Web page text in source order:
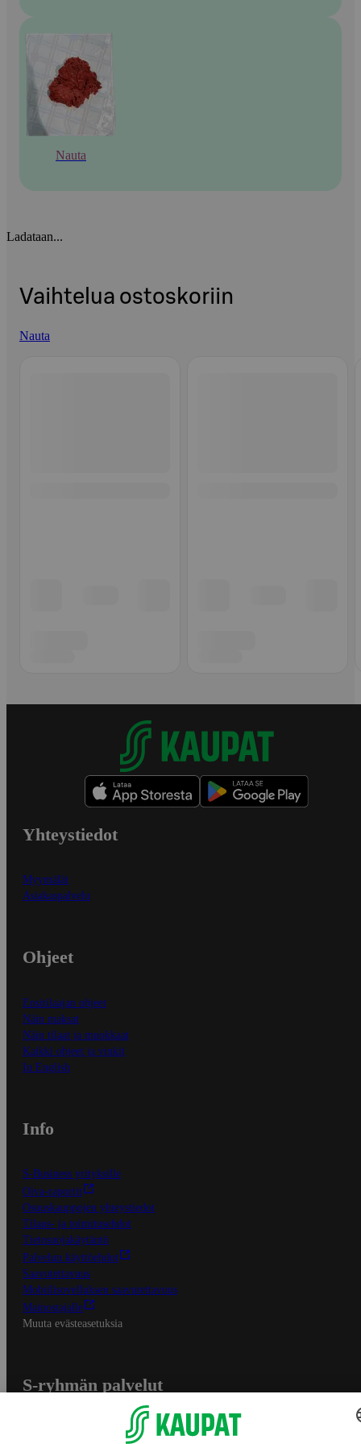
Nauta
Ladataan...
Vaihtelua ostoskoriin
Nauta
Yhteystiedot
Myymälät
Asiakaspalvelu
Ohjeet
Ensitilaajan ohjeet
Näin maksat
Näin tilaat ja muokkaat
Kaikki ohjeet ja vinkit
In English
Info
S-Business yrityksille
Oiva-raportit
Osuuskauppojen yhteystiedot
Tilaus- ja toimitusehdot
Tietosuojakäytäntö
Palvelun käyttöehdot
Saavutettavuus
Mobiilisovelluksen saavutettavuus
Mainostajalle
Muuta evästeasetuksia
S-ryhmän palvelut